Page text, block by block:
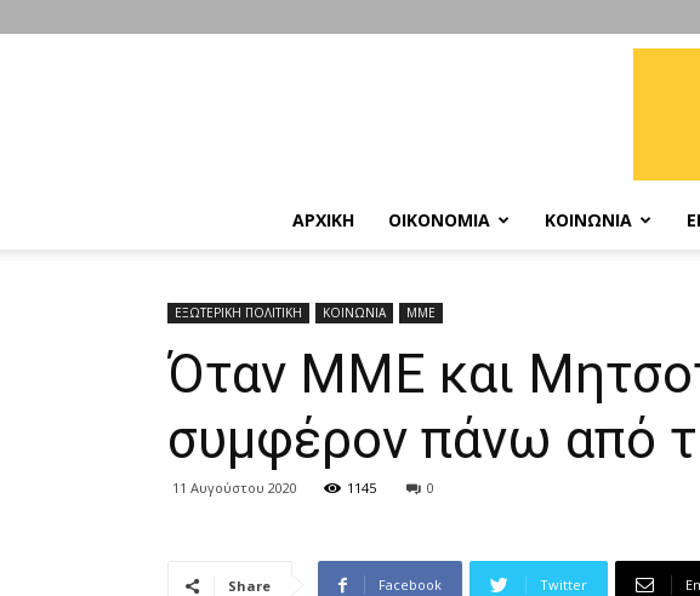
ΑΡΧΙΚΗ ΟΙΚΟΝΟΜΙΑ ΚΟΙΝΩΝΙΑ
ΕΞΩΤΕΡΙΚΗ ΠΟΛΙΤΙΚΗ ΚΟΙΝΩΝΙΑ ΜΜΕ
Όταν ΜΜΕ και
συμφέρον πάνω από
11 Αυγούστου 2020 1145 0
Share Facebook Twitter